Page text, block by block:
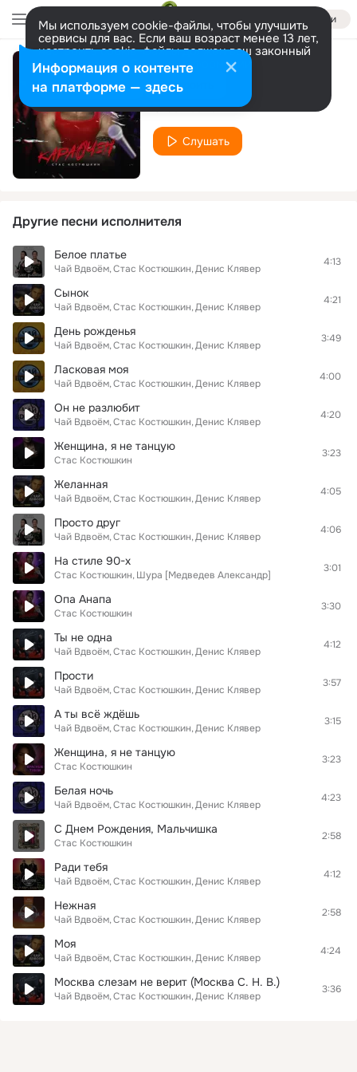
Войти
Мы используем cookie-файлы, чтобы улучшить
сервисы для вас. Если ваш возраст менее 13 лет,
настроить cookie-файлы должен ваш законный
представитель. Больше информации
Разрешить все Настроить
Караочен
Стас Костюшкин
Слушать
Другие песни исполнителя
Белое платье
Чай Вдвоём Стас Костюшкин Денис Клявер
4:13
Сынок
Чай Вдвоём Стас Костюшкин Денис Клявер
4:21
День рожденья
Чай Вдвоём Стас Костюшкин Денис Клявер
3:49
Ласковая моя
Чай Вдвоём Стас Костюшкин Денис Клявер
4:00
Он не разлюбит
Чай Вдвоём Стас Костюшкин Денис Клявер
4:20
Женщина, я не танцую
Стас Костюшкин
3:23
Желанная
Чай Вдвоём Стас Костюшкин Денис Клявер
4:05
Просто друг
Чай Вдвоём Стас Костюшкин Денис Клявер
4:06
На стиле 90-х
Стас Костюшкин Шура [Медведев Александр]
3:01
Опа Анапа
Стас Костюшкин
3:30
Ты не одна
Чай Вдвоём Стас Костюшкин Денис Клявер
4:12
Прости
Чай Вдвоём Стас Костюшкин Денис Клявер
3:57
А ты всё ждёшь
Чай Вдвоём Стас Костюшкин Денис Клявер
3:15
Женщина, я не танцую
Стас Костюшкин
3:23
Белая ночь
Чай Вдвоём Стас Костюшкин Денис Клявер
4:23
С Днем Рождения, Мальчишка
Стас Костюшкин
2:58
Ради тебя
Чай Вдвоём Стас Костюшкин Денис Клявер
4:12
Нежная
Чай Вдвоём Стас Костюшкин Денис Клявер
2:58
Моя
Чай Вдвоём Стас Костюшкин Денис Клявер
4:24
Москва слезам не верит (Москва С. Н. В.)
Чай Вдвоём Стас Костюшкин Денис Клявер
3:36
Информация о контенте
на платформе — здесь